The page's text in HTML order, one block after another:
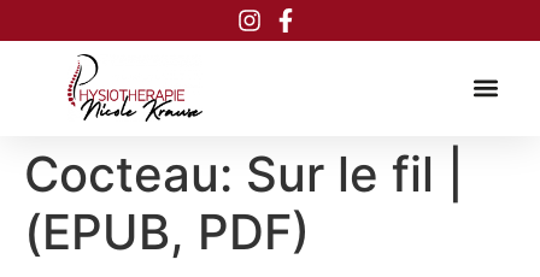
Cocteau: Sur le fil |
(EPUB, PDF)